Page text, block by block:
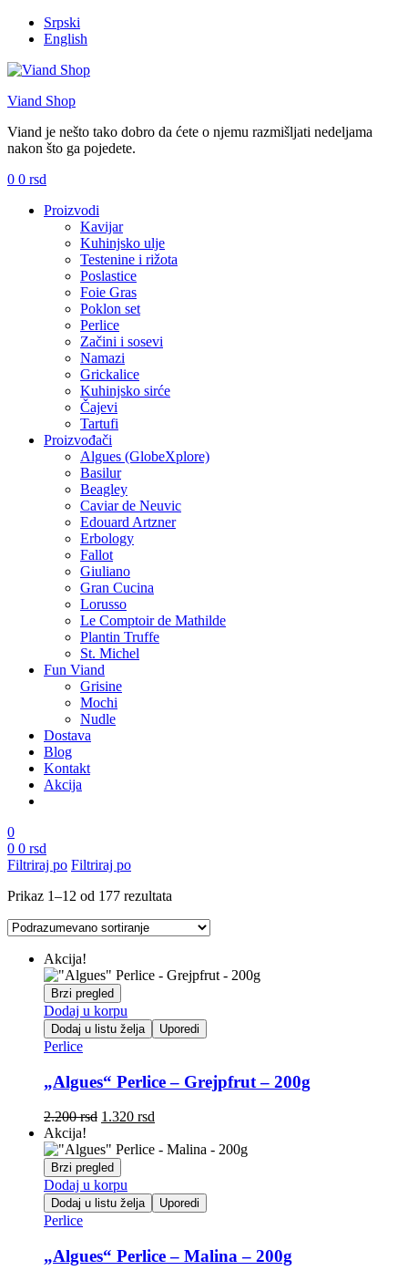
Srpski
English
Viand Shop
Viand je nešto tako dobro da ćete o njemu razmišljati nedeljama
nakon što ga pojedete.
0 0 rsd
Proizvodi
Kavijar
Kuhinjsko ulje
Testenine i rižota
Poslastice
Foie Gras
Poklon set
Perlice
Začini i sosevi
Namazi
Grickalice
Kuhinjsko sirće
Čajevi
Tartufi
Proizvođači
Algues (GlobeXplore)
Basilur
Beagley
Caviar de Neuvic
Edouard Artzner
Erbology
Fallot
Giuliano
Gran Cucina
Lorusso
Le Comptoir de Mathilde
Plantin Truffe
St. Michel
Fun Viand
Grisine
Mochi
Nudle
Dostava
Blog
Kontakt
Akcija
0
0 0 rsd
Filtriraj po Filtriraj po
Prikaz 1–12 od 177 rezultata
Akcija!
Brzi pregled
Dodaj u korpu
Dodaj u listu želja Uporedi
Perlice
„Algues“ Perlice – Grejpfrut – 200g
2.200rsd Originalna
je
bila:
2.200 rsd.
1.320 rsd
je:
Akcija!
Brzi pregled
Dodaj u korpu
Dodaj u listu želja Uporedi
Perlice
„Algues“ Perlice – Malina – 200g